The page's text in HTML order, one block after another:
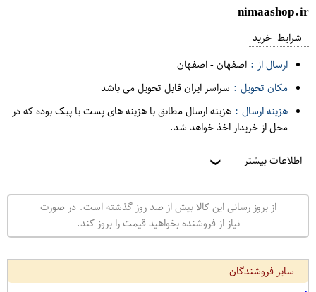
nimaashop.ir
شرایط خرید
ارسال از : اصفهان-اصفهان
مکان تحویل : سراسر ایران قابل تحویل می باشد
هزینه ارسال : هزینه ارسال مطابق با هزینه های پست یا پیک بوده که در
محل از خریدار اخذ خواهد شد.
اطلاعات بیشتر ❯
از بروز رسانی این کالا بیش از صد روز گذشته است. در صورت
نیاز از فروشنده بخواهید قیمت را بروز کند.
سایر فروشندگان